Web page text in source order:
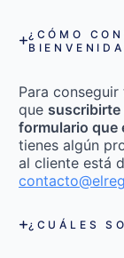
¿CÓMO
Para
que suscribirte
formulario que
tienes algún
al cliente está
¿CUÁLES